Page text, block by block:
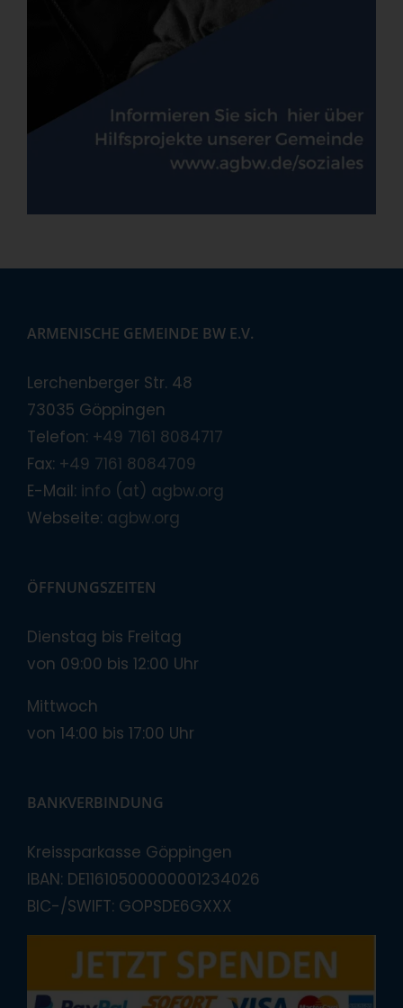
ARMENISCHE GEMEINDE BW E.V.
Lerchenberger Str. 48
73035 Göppingen
Telefon: +49 7161 8084717
Fax: +49 7161 8084709
E-Mail: info (at) agbw.org
Webseite: agbw.org
ÖFFNUNGSZEITEN
Dienstag bis Freitag
von 09:00 bis 12:00 Uhr
Mittwoch
von 14:00 bis 17:00 Uhr
BANKVERBINDUNG
Kreissparkasse Göppingen
IBAN: DE11610500000001234026
BIC-/SWIFT: GOPSDE6GXXX